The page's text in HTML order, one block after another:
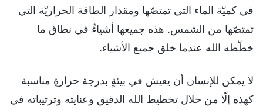
في كميّة الماء التي تمتصّها ومقدار الطاقة الحراريّة التي
تمتصّها من الشمس. هذه جميعها أشياءٌ في نطاق ما
خطّطه الله عندما خلق جميع الأشياء.
لا يمكن للإنسان أن يعيش في بيئةٍ بدرجة حرارةٍ مناسبة
كهذه إلّا من خلال تخطيط الله الدقيق وعنايته وترتيباته في